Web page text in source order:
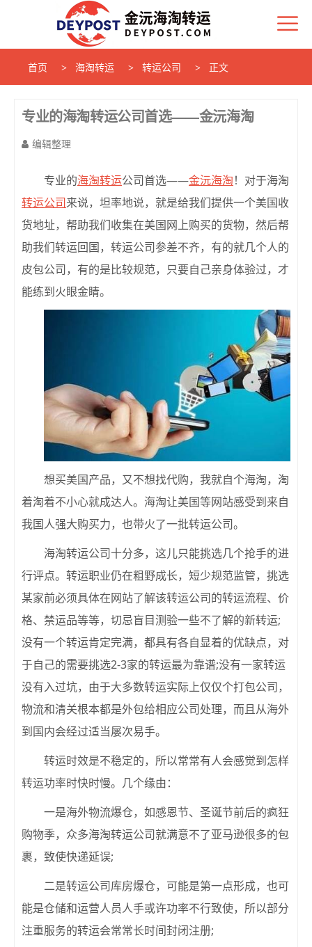
首页 海淘转运 转运公司 正文
专业的海淘转运公司首选——金沅海淘
编辑整理
专业的海淘转运公司首选——金沅海淘！ 对于海淘
转运公司来说，坦率地说，就是给我们提供一个美国收
货地址，帮助我们收集在美国网上购买的货物，然后帮
助我们转运回国，转运公司参差不齐，有的就几个人的
皮包公司，有的是比较规范，只要自己亲身体验过，才
能练到火眼金睛。
想买美国产品，又不想找代购，我就自个海淘，淘
着淘着不小心就成达人。海淘让美国等网站感受到来自
我国人强大购买力，也带火了一批转运公司。
海淘转运公司十分多，这儿只能挑选几个抢手的进
行评点。转运职业仍在粗野成长，短少规范监管，挑选
某家前必须具体在网站了解该转运公司的转运流程、价
格、禁运品等等，切忌盲目测验一些不了解的新转运;
没有一个转运肯定完满，都具有各自显着的优缺点，对
于自己的需要挑选2-3家的转运最为靠谱;没有一家转运
没有入过坑，由于大多数转运实际上仅仅个打包公司，
物流和清关根本都是外包给相应公司处理，而且从海外
到国内会经过适当屡次易手。
转运时效是不稳定的，所以常常有人会感觉到怎样
转运功率时快时慢。几个缘由：
一是海外物流爆仓，如感恩节、圣诞节前后的疯狂
购物季，众多海淘转运公司就满意不了亚马逊很多的包
裹，致使快递延误;
二是转运公司库房爆仓，可能是第一点形成，也可
能是仓储和运营人员人手或许功率不行致使，所以部分
注重服务的转运会常常长时间封闭注册;